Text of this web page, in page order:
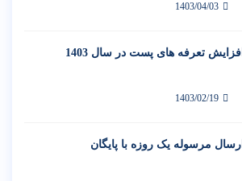
1403/04/03
افزایش تعرفه های پست در سال 1403
1403/02/19
ارسال مرسوله یک روزه با پایگان